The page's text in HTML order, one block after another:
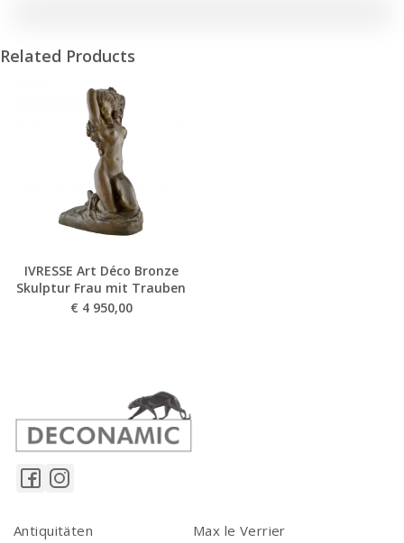
Related Products
IVRESSE Art Déco Bronze
Skulptur Frau mit Trauben
€ 4 950,00
Antiquitäten
Max le Verrier